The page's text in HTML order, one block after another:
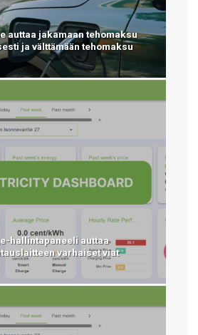
auttaa jakamaan tehomaksu
ja välttämään tehomaksu
hallintapaneeli auttaa
varhaiset viat